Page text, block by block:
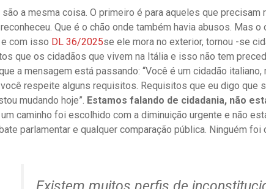
a mesma coisa. O primeiro é para aqueles que precisam
Que é o chão onde também havia abusos. Mas
com isso DL 36/2025se ele mora no exterior, tornou -se
que os cidadãos que vivem na Itália e isso não tem
a mensagem está passando: “Você é um cidadão italiano,
respeite alguns requisitos. Requisitos que eu digo que
mudando hoje”. Estamos falando de cidadania, não
um caminho foi escolhido com a diminuição urgente e não
parlamentar e qualquer comparação pública. Ninguém foi